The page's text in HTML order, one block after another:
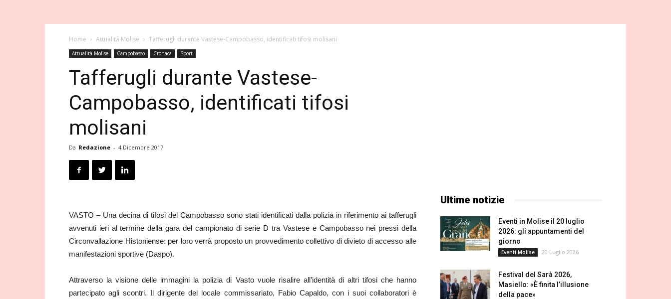
Home Attualità Molise Tafferugli durante Vastese-Campobasso, identificati tifosi molisani
Attualità Molise Campobasso Cronaca Sport
Tafferugli durante Vastese-
Campobasso, identificati tifosi
molisani
Da Redazione - 4 Dicembre 2017
VASTO – Una decina di tifosi del Campobasso sono stati identificati dalla polizia in riferimento ai tafferugli
avvenuti ieri al termine della gara del campionato di serie D tra Vastese e Campobasso nei pressi della
Circonvallazione Histoniense: per loro verrà proposto un provvedimento collettivo di divieto di accesso alle
manifestazioni sportive (Daspo).
Attraverso la visione delle immagini la polizia di Vasto vuole risalire all’identità di altri tifosi che hanno
partecipato agli scontri. Il dirigente del locale commissariato, Fabio Capaldo, con i suoi collaboratori è
Ultime notizie
Eventi in Molise il 20 luglio
2026: gli appuntamenti del
giorno
Eventi Molise 20 Luglio 2026
Festival del Sarà 2026,
Masiello: «È finita l’illusione
della pace»